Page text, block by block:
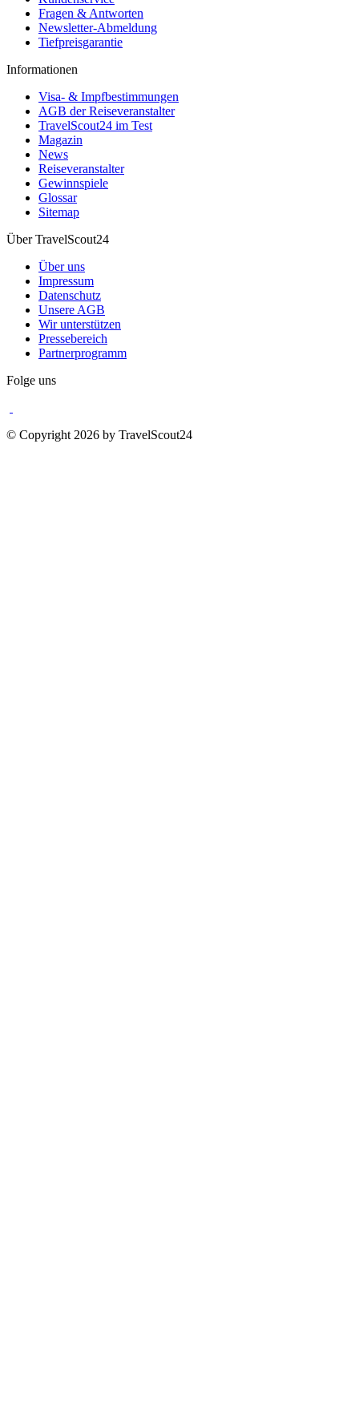
Fragen & Antworten
Newsletter-Abmeldung
Tiefpreisgarantie
Informationen
Visa- & Impfbestimmungen
AGB der Reiseveranstalter
TravelScout24 im Test
Magazin
News
Reiseveranstalter
Gewinnspiele
Glossar
Sitemap
Über TravelScout24
Über uns
Impressum
Datenschutz
Unsere AGB
Wir unterstützen
Pressebereich
Partnerprogramm
Folge uns
© Copyright 2026 by TravelScout24